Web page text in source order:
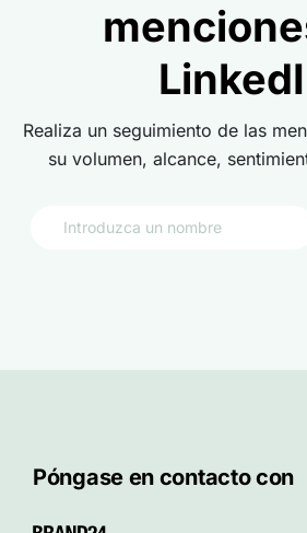
Realiza un seguimiento de las
su volumen, alcance,
Póngase en contacto con